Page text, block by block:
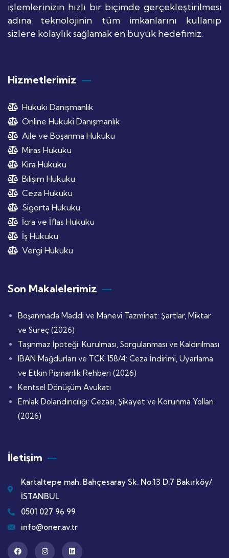
işlemlerinizin hızlı bir biçimde gerçekleştirilmesi
adına teknolojinin tüm imkanlarını kullanıp
sizlere kolaylık sağlamak en büyük hedefimiz.
Hizmetlerimiz
Hukuki Danışmanlık
Online Hukuki Danışmanlık
Aile ve Boşanma Hukuku
Miras Hukuku
Kira Hukuku
Bilişim Hukuku
Ceza Hukuku
Sigorta Hukuku
İcra ve İflas Hukuku
İş Hukuku
Vergi Hukuku
Son Makalelerimiz
Boşanmada Maddi ve Manevi Tazminat: Şartlar, Miktar
ve Süreç (2026)
Taşınmaz İpoteği: Kurulması, Sorgulanması ve Kaldırılması
IBAN Mağdurları ve TCK 158/4: Ceza İndirimi, Uyarlama
ve Etkin Pişmanlık Rehberi (2026)
Kentsel Dönüşüm Avukatı
Emlak Dolandırıcılığı: Cezası, Şikayet ve Korunma Yolları
(2026)
İletişim
Kartaltepe mah. Bahçesaray Sk. No:13 D:7 Bakırköy/
İSTANBUL
0501 027 96 99
info@oner.av.tr